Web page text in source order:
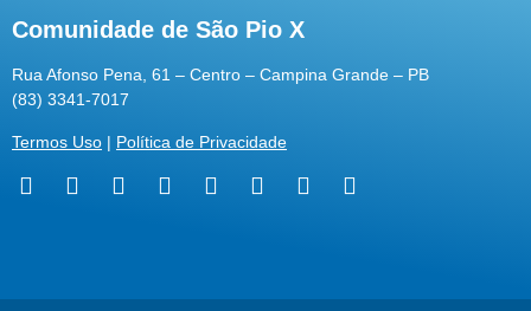
Comunidade de São Pio X
Rua Afonso Pena, 61 – Centro – Campina Grande – PB
(83) 3341-7017
Termos Uso | Política de Privacidade